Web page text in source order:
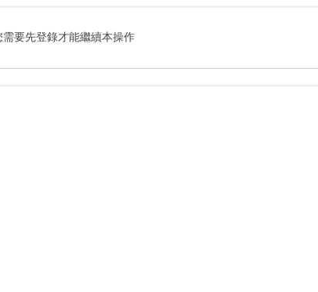
需要先登錄才能繼續本操作